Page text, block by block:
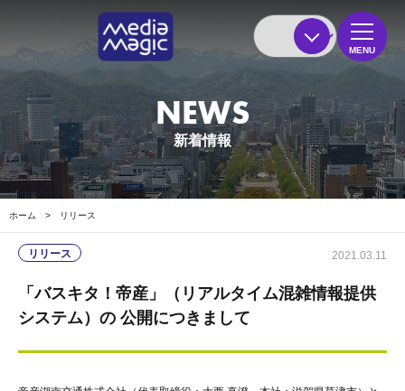
MENU
NEWS
新着情報
ホーム > リリース
リリース 2021.03.11
「バスキタ！帝産」（リアルタイム混雑情報提供
システム）の 公開につきまして